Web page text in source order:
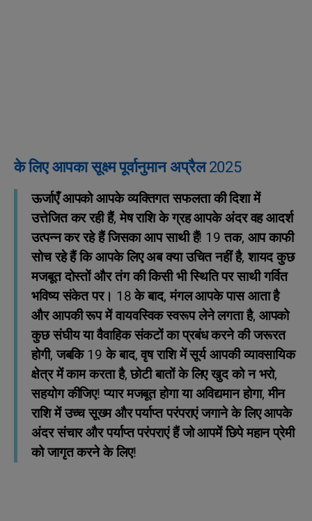
के लिए आपका सूक्ष्म पूर्वानुमान अप्रैल 2025
ऊर्जाएँ आपको आपके व्यक्तिगत सफलता की दिशा में
उत्तेजित कर रही हैं, मेष राशि के ग्रह आपके अंदर वह आदर्श
उत्पन्न कर रहे हैं जिसका आप साथी हैं! 19 तक, आप काफी
सोच रहे हैं कि आपके लिए अब क्या उचित नहीं है, शायद कुछ
मजबूत दोस्तों और तंग की किसी भी स्थिति पर साथी गर्वित
भविष्य संकेत पर। 18 के बाद, मंगल आपके पास आता है
और आपकी रूप में वायवस्विक स्वरूप लेने लगता है, आपको
कुछ संघीय या वैवाहिक संकटों का प्रबंध करने की जरूरत
होगी, जबकि 19 के बाद, वृष राशि में सूर्य आपकी व्यावसायिक
क्षेत्र में काम करता है, छोटी बातों के लिए खुद को न भरो,
सहयोग कीजिए! प्यार मजबूत होगा या अविद्यमान होगा, मीन
राशि में उच्च सूख्म और पर्याप्त परंपराएं जगाने के लिए आपके
अंदर संचार और पर्याप्त परंपराएं हैं जो आपमें छिपे महान प्रेमी
को जागृत करने के लिए!